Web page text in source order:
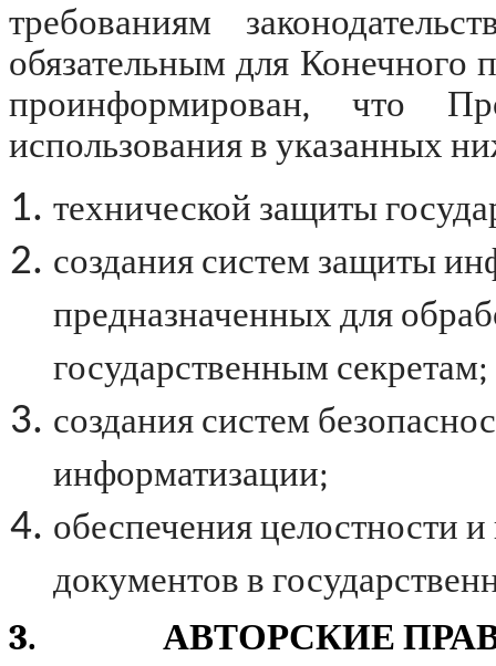
требованиям
обязательным для Конечного
проинформирован, что
использования в указанных
технической защиты
создания систем защиты
предназначенных для
государственным секретам;
создания систем
информатизации;
обеспечения целостности
документов в
3.
АВТОРСКИЕ